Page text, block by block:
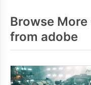
Browse
from adobe